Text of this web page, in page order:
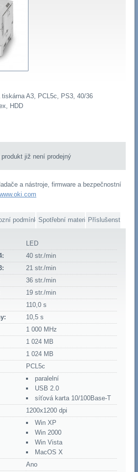
tiskárna A3, PCL5c, PS3, 40/36
HDD
již není prodejný
a nástroje, firmware a bezpečnostní
podmínkySpotřební materiálPříslušenství
LED
40 str./min
21 str./min
36 str./min
19 str./min
110,0 s
10,5 s
1 000 MHz
1 024 MB
1 024 MB
PCL5c
paralelní
USB 2.0
síťová karta 10/100Base-T
1200x1200 dpi
Win XP
Win 2000
Win Vista
MacOS X
Ano